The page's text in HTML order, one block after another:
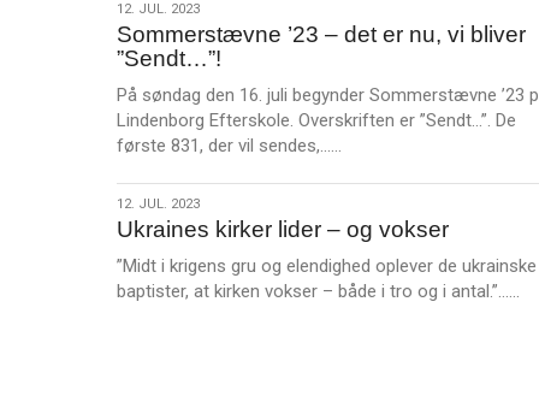
12.
jul.
2023
12. JUL. 2023
Sommerstævne ’23 – det er nu, vi bliver
”Sendt…”!
På søndag den 16. juli begynder Sommerstævne ’23
Lindenborg Efterskole. Overskriften er ”Sendt…”. De
første 831, der vil sendes,……
m
r
e
12.
jul.
2023
12. JUL. 2023
Ukraines kirker lider – og vokser
”Midt i krigens gru og elendighed oplever de ukrainske
baptister, at kirken vokser – både i tro og i antal.”……